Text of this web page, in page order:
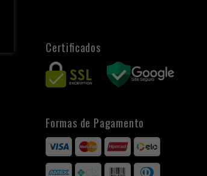
Certificados
Formas de Pagamento